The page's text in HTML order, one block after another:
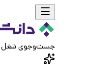
جست‌و‌جوی شغل